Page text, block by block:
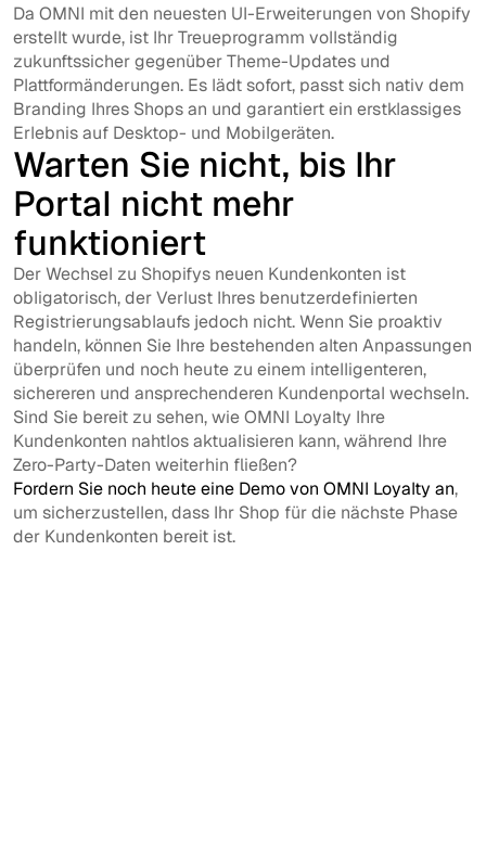
Da OMNI mit den neuesten UI-Erweiterungen von Shopify
erstellt wurde, ist Ihr Treueprogramm vollständig
zukunftssicher gegenüber Theme-Updates und
Plattformänderungen. Es lädt sofort, passt sich nativ dem
Branding Ihres Shops an und garantiert ein erstklassiges
Erlebnis auf Desktop- und Mobilgeräten.
Warten Sie nicht, bis Ihr
Portal nicht mehr
funktioniert
Der Wechsel zu Shopifys neuen Kundenkonten ist
obligatorisch, der Verlust Ihres benutzerdefinierten
Registrierungsablaufs jedoch nicht. Wenn Sie proaktiv
handeln, können Sie Ihre bestehenden alten Anpassungen
überprüfen und noch heute zu einem intelligenteren,
sichereren und ansprechenderen Kundenportal wechseln.
Sind Sie bereit zu sehen, wie OMNI Loyalty Ihre
Kundenkonten nahtlos aktualisieren kann, während Ihre
Zero-Party-Daten weiterhin fließen?
Fordern Sie noch heute eine Demo von OMNI Loyalty an,
um sicherzustellen, dass Ihr Shop für die nächste Phase
der Kundenkonten bereit ist.